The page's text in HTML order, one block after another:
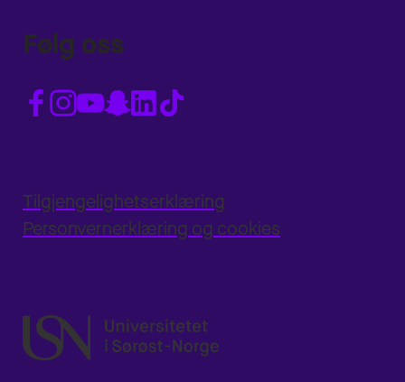
Følg oss
Tilgjengelighetserklæring
Personvernerklæring og cookies